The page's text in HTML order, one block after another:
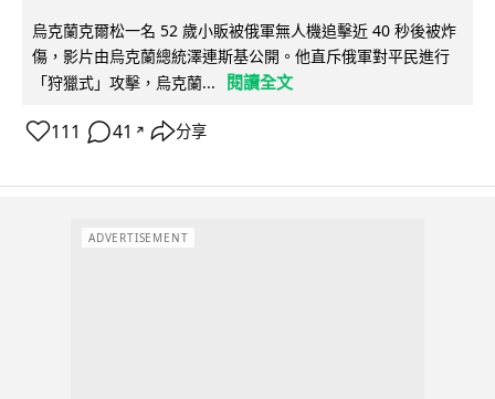
烏克蘭克爾松一名 52 歲小販被俄軍無人機追擊近 40 秒後被炸
傷，影片由烏克蘭總統澤連斯基公開。他直斥俄軍對平民進行
「狩獵式」攻擊，烏克蘭...
閱讀全文
111 41 ↗ 分享
ADVERTISEMENT